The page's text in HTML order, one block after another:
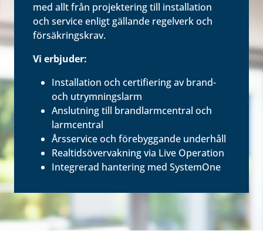
med allt från projektering till installation
och service enligt gällande regelverk och
försäkringskrav.
Vi erbjuder:
Installation och certifiering av brand-
och utrymningslarm
Anslutning till brandlarmcentral och
larmcentral
Årsservice och förebyggande underhåll
Realtidsövervakning via Live Operation
Integrerad hantering med SystemOne